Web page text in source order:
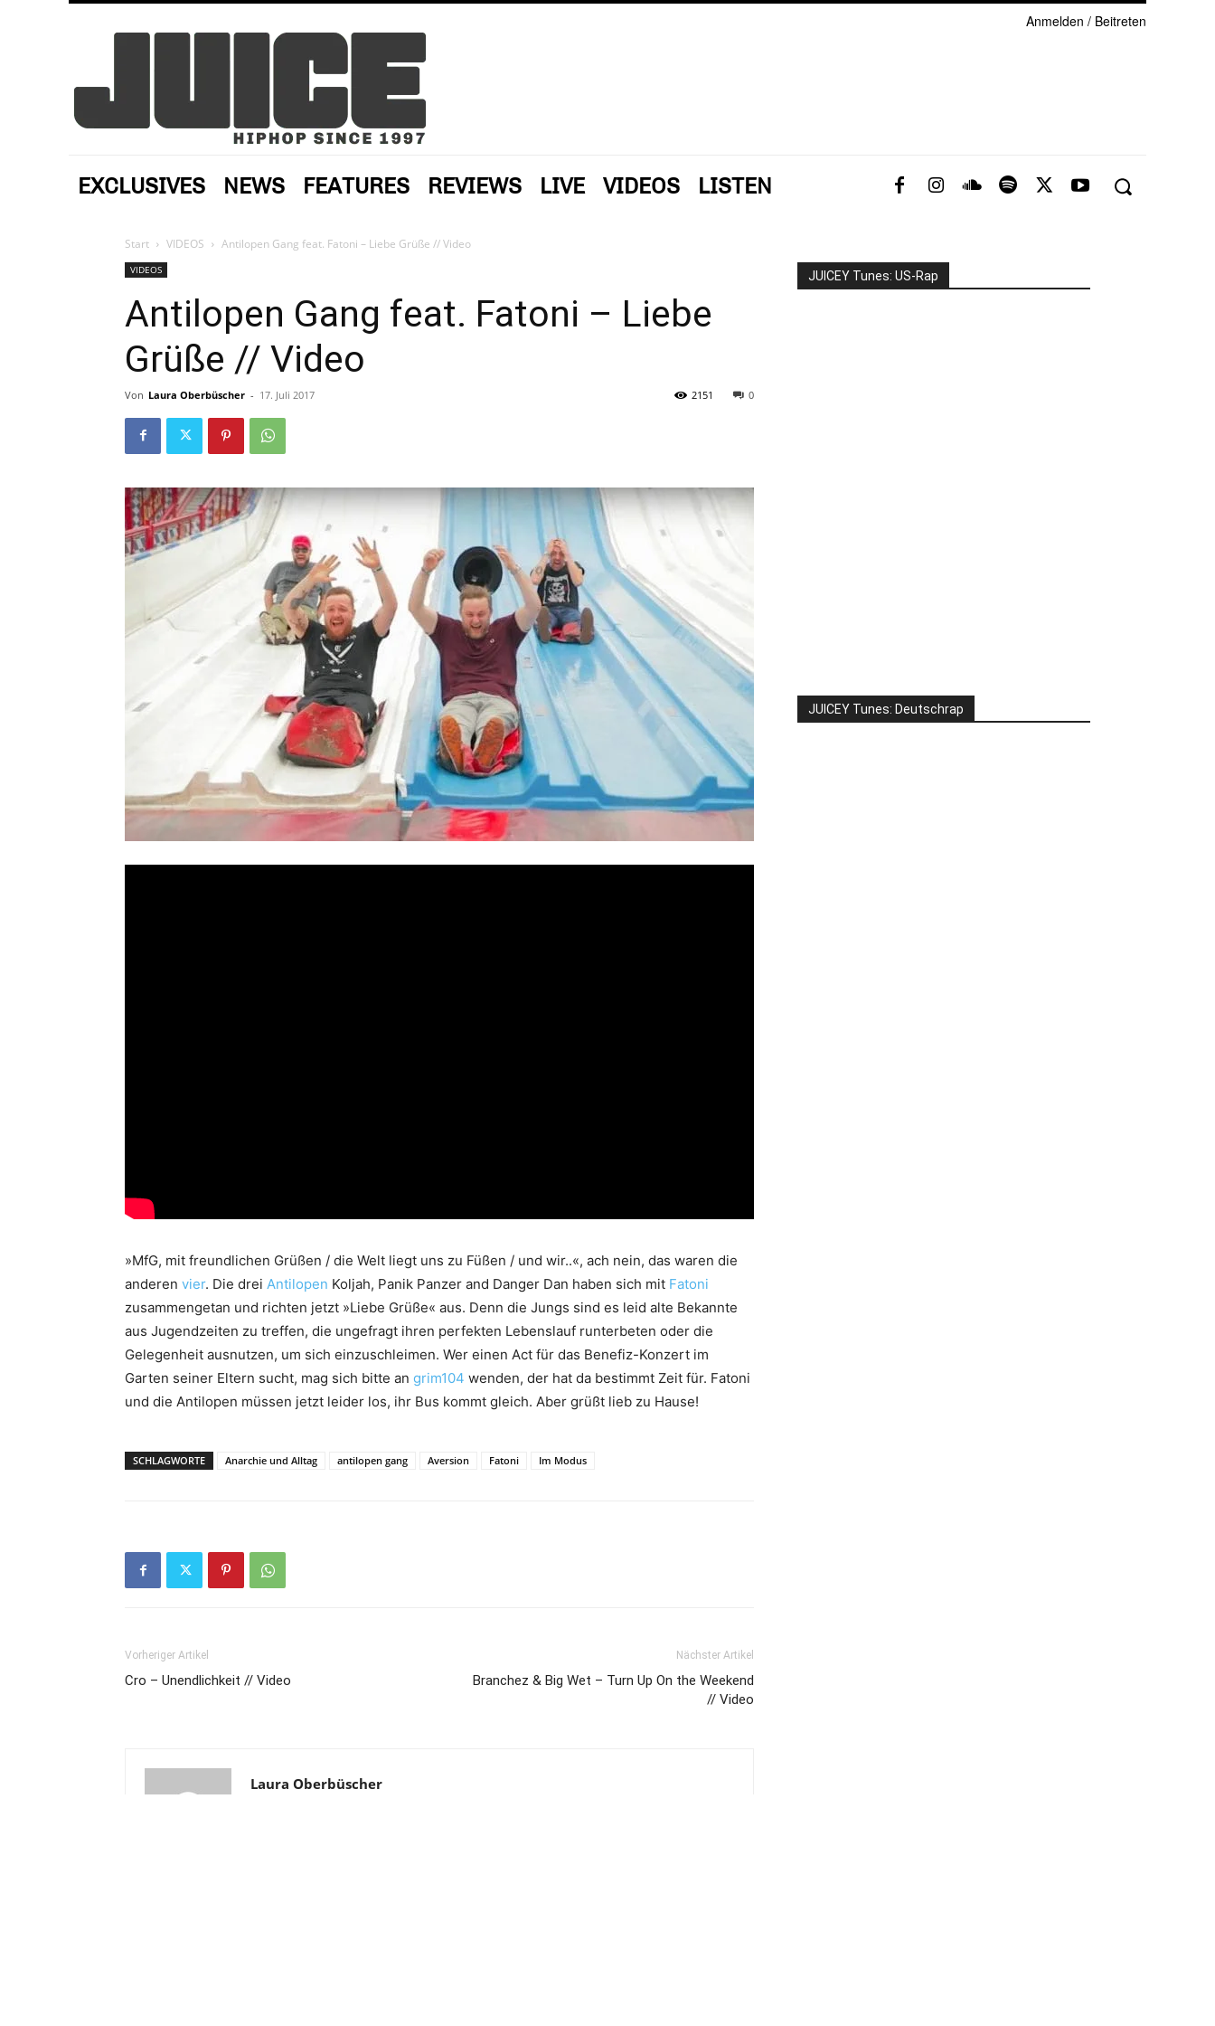
Anmelden / Beitreten
EXCLUSIVES NEWS FEATURES REVIEWS LIVE VIDEOS LISTEN
Start VIDEOS Antilopen Gang feat. Fatoni – Liebe Grüße // Video
VIDEOS
Antilopen Gang feat. Fatoni – Liebe
Grüße // Video
Von Laura Oberbüscher - 17. Juli 2017 0
2151
»MfG, mit freundlichen Grüßen / die Welt liegt uns zu Füßen / und wir..«, ach nein, das waren die
anderen vier. Die drei Antilopen Koljah, Panik Panzer and Danger Dan haben sich mit Fatoni
zusammengetan und richten jetzt »Liebe Grüße« aus. Denn die Jungs sind es leid alte Bekannte
aus Jugendzeiten zu treffen, die ungefragt ihren perfekten Lebenslauf runterbeten oder die
Gelegenheit ausnutzen, um sich einzuschleimen. Wer einen Act für das Benefiz-Konzert im
Garten seiner Eltern sucht, mag sich bitte an grim104 wenden, der hat da bestimmt Zeit für. Fatoni
und die Antilopen müssen jetzt leider los, ihr Bus kommt gleich. Aber grüßt lieb zu Hause!
SCHLAGWORTE Anarchie und Alltag antilopen gang Aversion Fatoni Im Modus
Vorheriger Artikel
Cro – Unendlichkeit // Video
Nächster Artikel
Branchez & Big Wet – Turn Up On the Weekend
// Video
Laura Oberbüscher
JUICEY Tunes: US-Rap
JUICEY Tunes: Deutschrap